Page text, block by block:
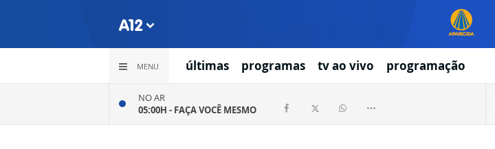
MENU últimas programas tv ao vivo programação
NO AR
05:00H - FAÇA VOCÊ MESMO